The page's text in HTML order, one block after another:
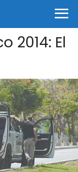
2014: El